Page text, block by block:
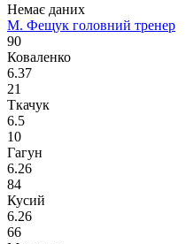
Немає даних
М. Фещук головний тренер
90
Коваленко
6.37
21
Ткачук
6.5
10
Гагун
6.26
84
Кусий
6.26
66